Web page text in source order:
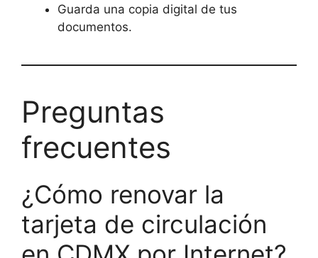
Guarda una copia digital de tus
documentos.
Preguntas
frecuentes
¿Cómo renovar la
tarjeta de circulación